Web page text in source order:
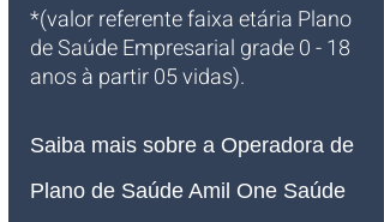
*(valor referente faixa etária Plano
de Saúde Empresarial grade 0 - 18
anos à partir 05 vidas).
Saiba mais sobre a Operadora de
Plano de Saúde Amil One Saúde